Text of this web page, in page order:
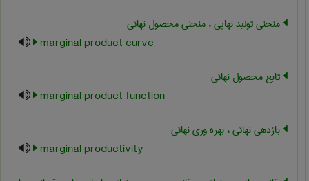
منحنی تولید نهایی ، منحنی محصول نهائی
marginal product curve
تابع محصول نهائی
marginal product function
بازدهی نهائی ، بهره وری نهائی
marginal productivity